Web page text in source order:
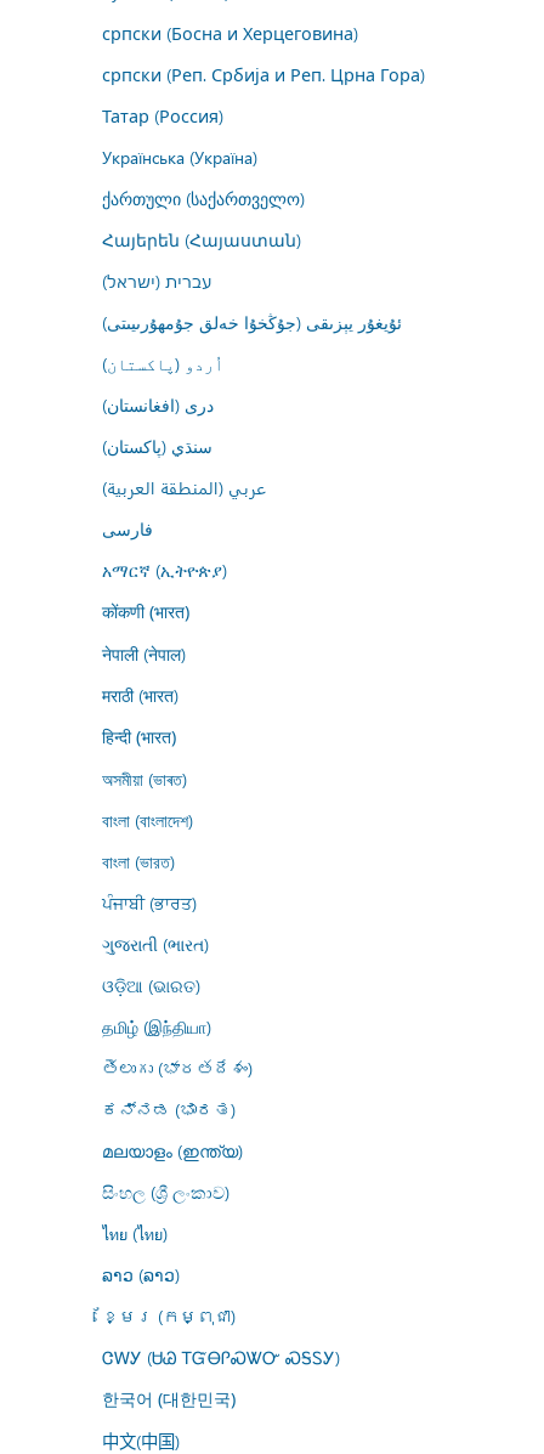
српски (Босна и Херцеговина)
српски (Реп. Србија и Реп. Црна Гора)
Татар (Россия)
Українська (Україна)
ქართული (საქართველო)
Հայերեն (Հայաստան)
עברית (ישראל)
ئۇيغۇر يېزىقى (جۇڭخۇا خەلق جۇمھۇرىيىتى)
اُردو (پاکستان)
درى (افغانستان)
سنڌي (پاکستان)
عربي (المنطقة العربية)
فارسى
አማርኛ (ኢትዮጵያ)
कोंकणी (भारत)
नेपाली (नेपाल)
मराठी (भारत)
हिन्दी (भारत)
অসমীয়া (ভাৰত)
বাংলা (বাংলাদেশ)
বাংলা (ভারত)
ਪੰਜਾਬੀ (ਭਾਰਤ)
ગુજરાતી (ભારત)
ଓଡ଼ିଆ (ଭାରତ)
தமிழ் (இந்தியா)
తెలుగు (భారతదేశం)
ಕನ್ನಡ (ಭಾರತ)
മലയാളം (ഇന്ത്യ)
සිංහල (ශ්‍රී ලංකාව)
ไทย (ไทย)
ລາວ (ລາວ)
ខ្មែរ (កម្ពុជា)
ᏣᎳᎩ (ᏌᏊ ᎢᏳᎾᎵᏍᏔᏅ ᏍᎦᏚᎩ)
한국어 (대한민국)
中文(中国)